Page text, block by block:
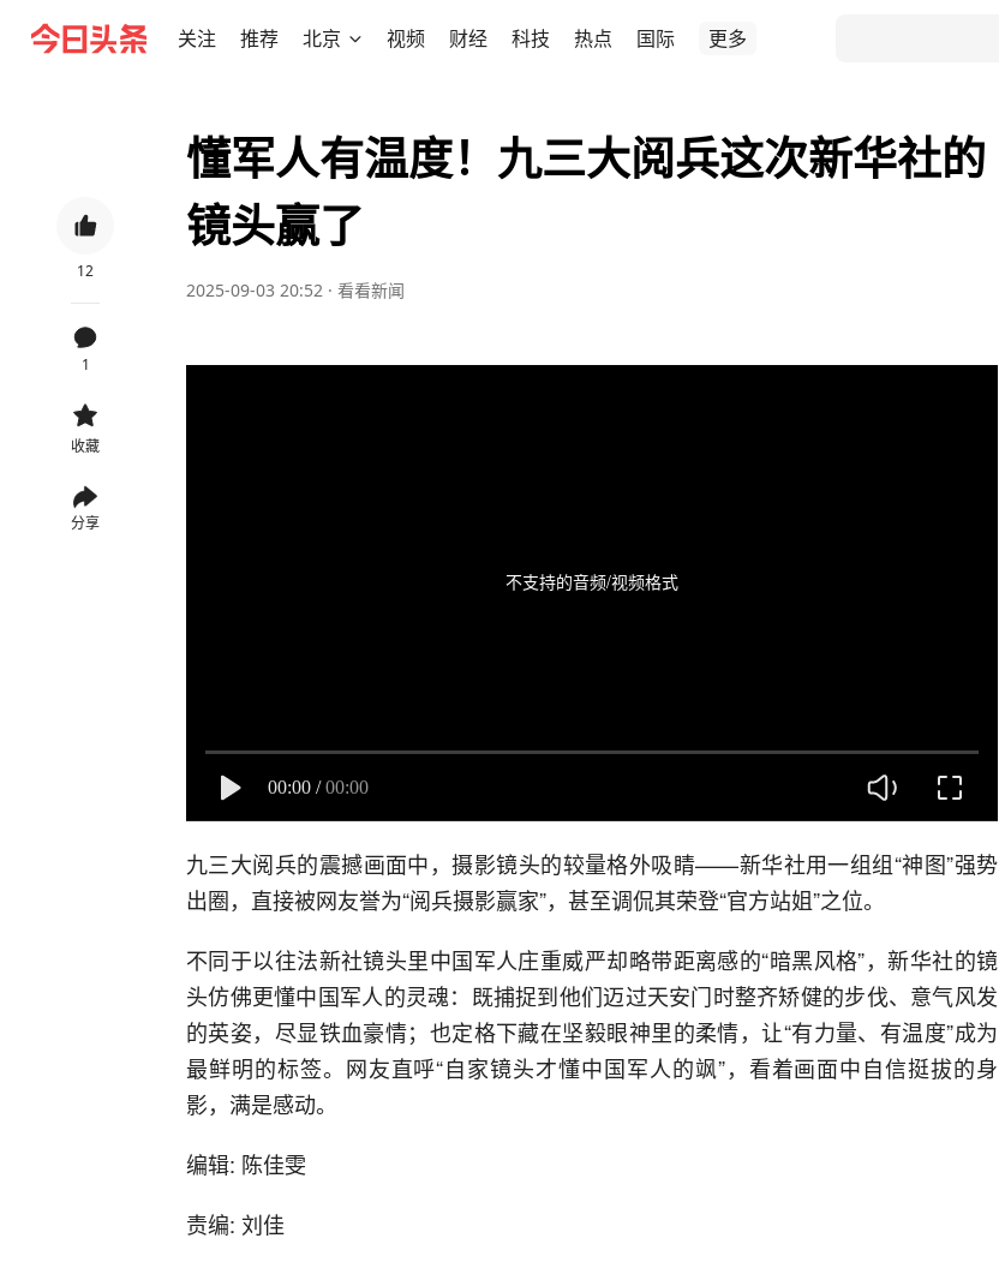
关注 推荐 北京 视频 财经 科技 热点 国际 更多
12
1
收藏
分享
懂军人有温度！九三大阅兵这次新华社的
镜头赢了
2025-09-03 20:52 · 看看新闻
不支持的音频/视频格式
00:00 / 00:00
九三大阅兵的震撼画面中，摄影镜头的较量格外吸睛——新华社用一组组“神图”强势
出圈，直接被网友誉为“阅兵摄影赢家”，甚至调侃其荣登“官方站姐”之位。
不同于以往法新社镜头里中国军人庄重威严却略带距离感的“暗黑风格”，新华社的镜
头仿佛更懂中国军人的灵魂：既捕捉到他们迈过天安门时整齐矫健的步伐、意气风发
的英姿，尽显铁血豪情；也定格下藏在坚毅眼神里的柔情，让“有力量、有温度”成为
最鲜明的标签。网友直呼“自家镜头才懂中国军人的飒”，看着画面中自信挺拔的身
影，满是感动。
编辑: 陈佳雯
责编: 刘佳